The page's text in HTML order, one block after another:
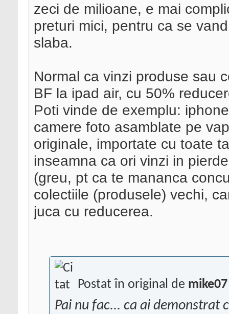
zeci de milioane, e mai
preturi mici, pentru ca se
slaba.
Normal ca vinzi produse sau
BF la ipad air, cu 50%
Poti vinde de exemplu:
camere foto asamblate pe
originale, importate cu toate
inseamna ca ori vinzi in
(greu, pt ca te mananca
colectiile (produsele) vechi,
juca cu reducerea.
Postat în original de mike07
Pai nu fac... ca ai